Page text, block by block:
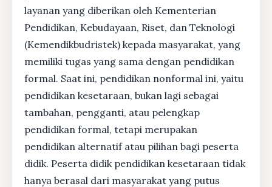
layanan yang diberikan oleh Kementerian
Pendidikan, Kebudayaan, Riset, dan Teknologi
(Kemendikbudristek) kepada masyarakat, yang
memiliki tugas yang sama dengan pendidikan
formal. Saat ini, pendidikan nonformal ini, yaitu
pendidikan kesetaraan, bukan lagi sebagai
tambahan, pengganti, atau pelengkap
pendidikan formal, tetapi merupakan
pendidikan alternatif atau pilihan bagi peserta
didik. Peserta didik pendidikan kesetaraan tidak
hanya berasal dari masyarakat yang putus